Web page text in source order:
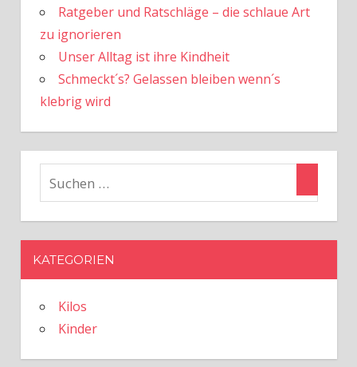
Ratgeber und Ratschläge – die schlaue Art
zu ignorieren
Unser Alltag ist ihre Kindheit
Schmeckt´s? Gelassen bleiben wenn´s
klebrig wird
KATEGORIEN
Kilos
Kinder